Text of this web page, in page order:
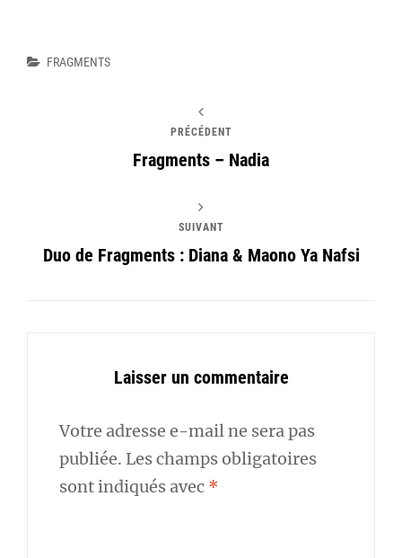
Catégories
FRAGMENTS
PRÉCÉDENT
Fragments – Nadia
SUIVANT
Duo de Fragments : Diana & Maono Ya Nafsi
Laisser un commentaire
Votre adresse e-mail ne sera pas
publiée. Les champs obligatoires
sont indiqués avec *